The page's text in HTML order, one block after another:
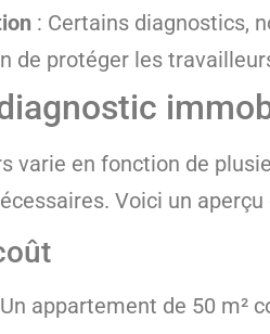
: Certains diagnostics,
de protéger les
varie en fonction de
Voici un
appartement de 50 m²